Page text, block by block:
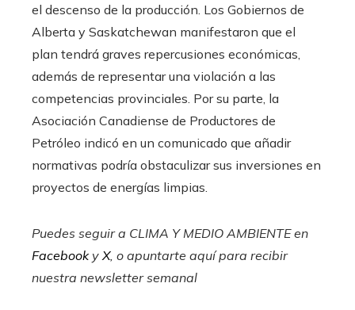
el descenso de la producción. Los Gobiernos de
Alberta y Saskatchewan manifestaron que el
plan tendrá graves repercusiones económicas,
además de representar una violación a las
competencias provinciales. Por su parte, la
Asociación Canadiense de Productores de
Petróleo indicó en un comunicado que añadir
normativas podría obstaculizar sus inversiones en
proyectos de energías limpias.
Puedes seguir a CLIMA Y MEDIO AMBIENTE en
Facebooky X, o apuntarte aquí para recibir
nuestra newsletter semanal